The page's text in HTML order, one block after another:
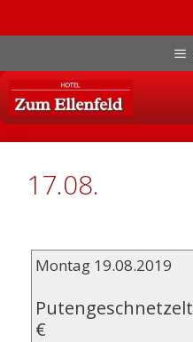
Inhalt
springen
Skip
content
17.08.
Montag 19.08.2019
€